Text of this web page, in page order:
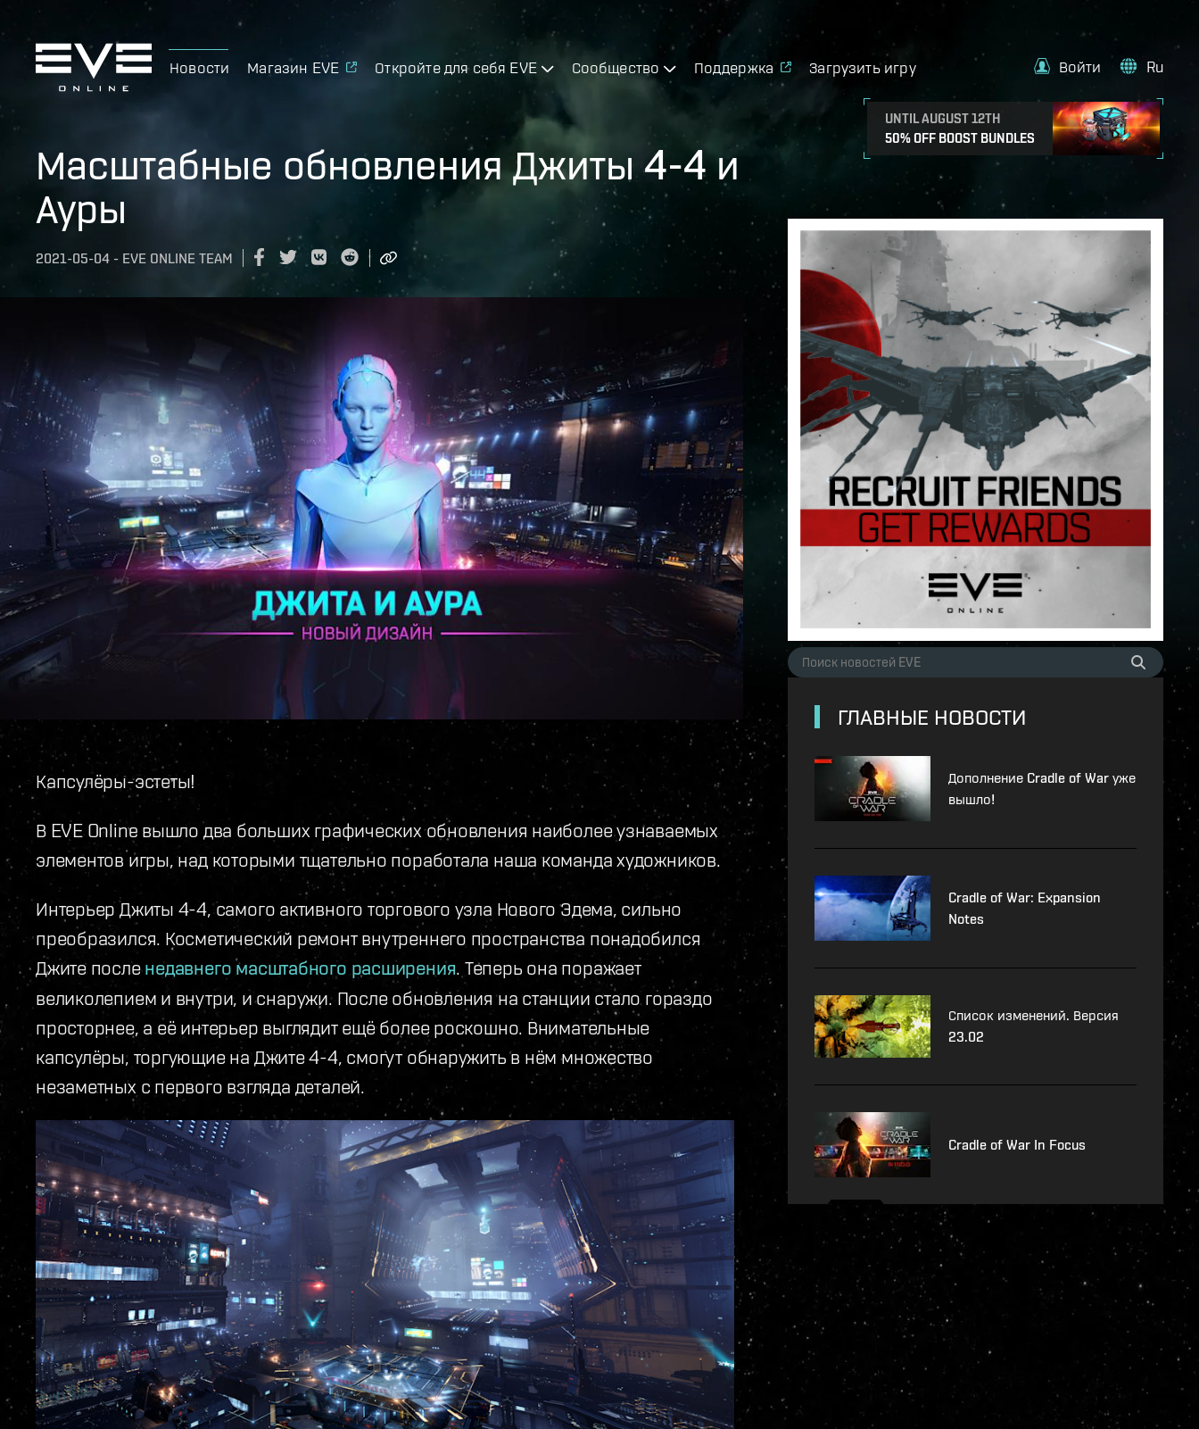
Новости Магазин EVE Откройте для себя EVE Сообщество Поддержка Загрузить игру
UNTIL AUGUST 12TH
50% OFF BOOST BUNDLES
Войти Ru
Масштабные обновления Джиты 4-4 и
Ауры
2021-05-04 - EVE ONLINE TEAM
Капсулёры-эстеты!
В EVE Online вышло два больших графических обновления наиболее узнаваемых
элементов игры, над которыми тщательно поработала наша команда художников.
Интерьер Джиты 4-4, самого активного торгового узла Нового Эдема, сильно
преобразился. Косметический ремонт внутреннего пространства понадобился
Джите посленедавнего масштабного расширения. Теперь она поражает
великолепием и внутри, и снаружи. После обновления на станции стало гораздо
просторнее, а её интерьер выглядит ещё более роскошно. Внимательные
капсулёры, торгующие на Джите 4-4, смогут обнаружить в нём множество
незаметных с первого взгляда деталей.
ГЛАВНЫЕ НОВОСТИ
Дополнение Cradle of War уже
вышло!
Cradle of War: Expansion
Notes
Список изменений. Версия
23.02
Cradle of War In Focus